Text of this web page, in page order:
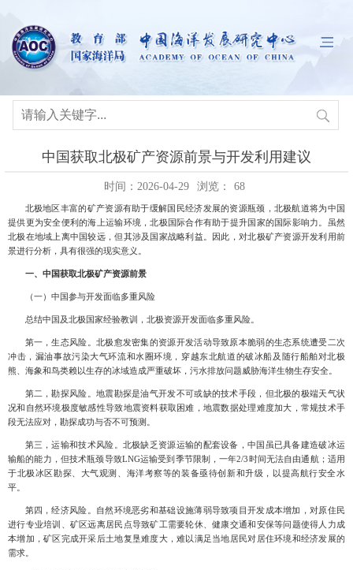
中国获取北极矿产资源前景与开发利用建议
时间：2026-04-29 浏览： 68
北极地区丰富的矿产资源有助于缓解国民经济发展的资源瓶颈，北极航道将为中国
提供更为安全便利的海上运输环境，北极国际合作有助于提升国家的国际影响力。虽然
北极在地域上离中国较远，但其涉及国家战略利益。因此，对北极矿产资源开发利用前
景进行分析，具有很强的现实意义。
一、中国获取北极矿产资源前景
（一）中国参与开发面临多重风险
总结中国及北极国家经验教训，北极资源开发面临多重风险。
第一，生态风险。北极愈发密集的资源开发活动导致原本脆弱的生态系统遭受二次
冲击，漏油事故污染大气环流和水圈环境，穿越东北航道的破冰船及随行船舶对北极
熊、海象和鸟类赖以生存的冰域造成严重破坏，污水排放问题威胁海洋生物生存安全。
第二，勘探风险。地震勘探是油气开发不可或缺的技术手段，但北极的极端天气状
况和自然环境极度敏感性导致地震资料获取困难，地震数据处理难度加大，常规技术手
段无法应对，勘探成功与否不可预测。
第三，运输和技术风险。北极缺乏资源运输的配套设备，中国虽已具备建造破冰运
输船的能力，但技术瓶颈导致LNG运输受到季节限制，一年2/3时间无法自由通航；适用
于北极冰区勘探、大气观测、海洋考察等的装备亟待创新和升级，以提高航行安全水
平。
第四，经济风险。自然环境恶劣和基础设施薄弱导致项目开发成本增加，对原住民
进行专业培训、矿区远离居民点导致矿工需要轮休、健康交通和安保等问题使得人力成
本增加，矿区完成开采后土地复垦难度大，难以满足当地居民对居住环境和经济发展的
需求。